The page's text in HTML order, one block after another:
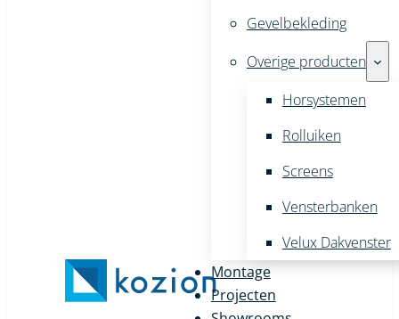
Gevelbekleding
Overige producten
Horsystemen
Rolluiken
Screens
Vensterbanken
Velux Dakvenster
Montage
Projecten